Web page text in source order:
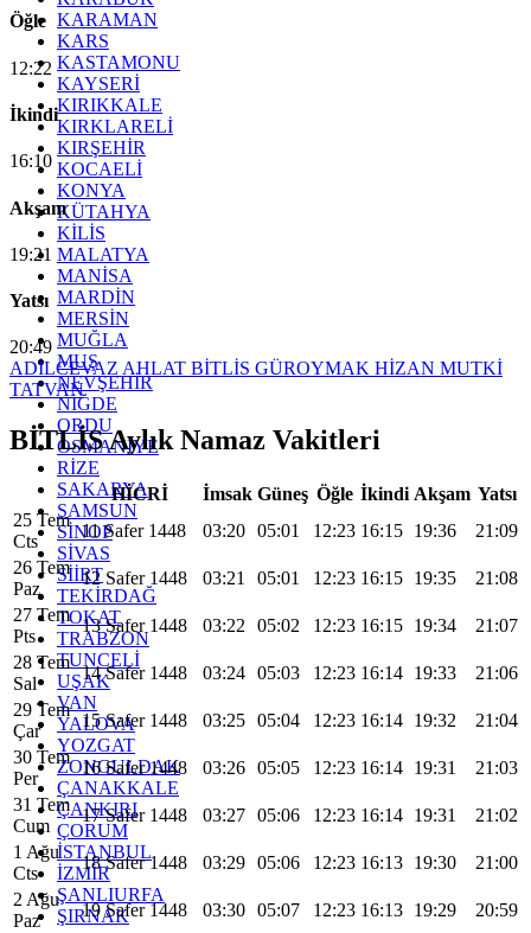
KARAMAN
KARS
KASTAMONU
KAYSERİ
KIRIKKALE
KIRKLARELİ
KIRŞEHİR
KOCAELİ
KONYA
KÜTAHYA
KİLİS
MALATYA
MANİSA
MARDİN
MERSİN
MUĞLA
MUŞ
NEVŞEHİR
NİĞDE
ORDU
OSMANİYE
RİZE
SAKARYA
SAMSUN
SİNOP
SİVAS
SİİRT
TEKİRDAĞ
TOKAT
TRABZON
TUNCELİ
UŞAK
VAN
YALOVA
YOZGAT
ZONGULDAK
ÇANAKKALE
ÇANKIRI
ÇORUM
İSTANBUL
İZMİR
ŞANLIURFA
ŞIRNAK
Öğle
12:22
İkindi
16:10
Akşam
19:21
Yatsı
20:49
ADİLCEVAZ AHLAT BİTLİS GÜROYMAK HİZAN MUTKİ
TATVAN
BİTLİS Aylık Namaz Vakitleri
HİCRİ İmsak Güneş Öğle İkindi Akşam Yatsı
25 Tem
Cts
11 Safer 1448 03:20 05:01 12:23 16:15 19:36
21:09
26 Tem
Paz
12 Safer 1448 03:21 05:01 12:23 16:15 19:35
21:08
27 Tem
Pts
13 Safer 1448 03:22 05:02 12:23 16:15 19:34
21:07
28 Tem
Sal
14 Safer 1448 03:24 05:03 12:23 16:14 19:33
21:06
29 Tem
Çar
15 Safer 1448 03:25 05:04 12:23 16:14 19:32
21:04
30 Tem
Per
16 Safer 1448 03:26 05:05 12:23 16:14 19:31
21:03
31 Tem
Cum
17 Safer 1448 03:27 05:06 12:23 16:14 19:31
21:02
1 Ağu
Cts
18 Safer 1448 03:29 05:06 12:23 16:13 19:30
21:00
2 Ağu
Paz
19 Safer 1448 03:30 05:07 12:23 16:13 19:29
20:59